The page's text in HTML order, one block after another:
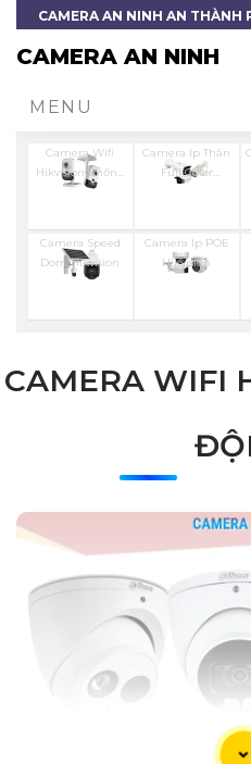
CAMERA AN NINH AN THÀNH
CAMERA AN NINH
MENU
Camera Wifi
Hikvision Chống
Trộm
Camera Ip Thân
Full Color
Camera Speed
Dom Hikvision
Camera Ip POE
Hikvision
CAMERA WIFI